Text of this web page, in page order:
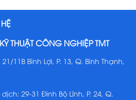
THUẬT CÔNG NGHIỆP TMT
11B Bình Lợi, P. 13, Q. Bình Thạnh,
29-31 Đinh Bộ Lĩnh, P. 24, Q.